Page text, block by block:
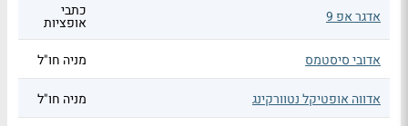
אדגר אפ 9 כתבי
אופציות
אדובי סיסטמס
מניה חו"ל
אדווה אופטיקל נטוורקינג מניה חו"ל